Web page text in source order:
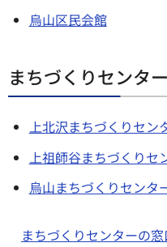
烏山区民会館
まちづくりセンター
上北沢まちづくりセン
上祖師谷まちづくりセ
烏山まちづくりセンタ
まちづくりセンターの